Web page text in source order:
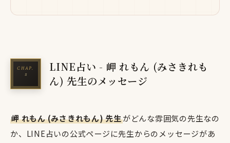
LINE占い - 岬 れもん (みさきれも
ん) 先生のメッセージ
岬 れもん (みさきれもん) 先生がどんな雰囲気の先生なの
か、LINE占いの公式ページに先生からのメッセージがあ